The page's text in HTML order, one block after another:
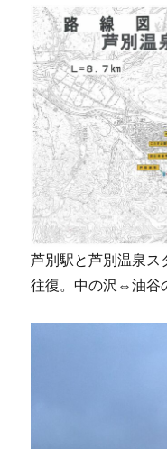
芦別駅と芦別温泉ス
往復。中の沢⇔油谷